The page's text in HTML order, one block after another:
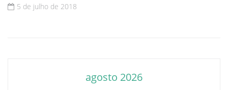
5 de julho de 2018
agosto 2026